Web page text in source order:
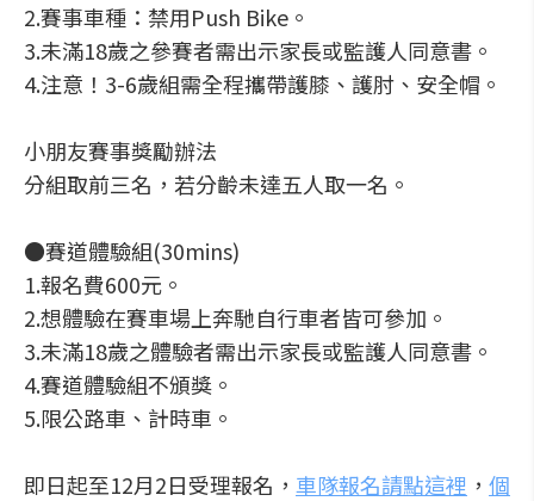
2.賽事車種：禁用Push Bike。
3.未滿18歲之參賽者需出示家長或監護人同意書。
4.注意！3-6歲組需全程攜帶護膝、護肘、安全帽。
小朋友賽事獎勵辦法
分組取前三名，若分齡未達五人取一名。
●賽道體驗組(30mins)
1.報名費600元。
2.想體驗在賽車場上奔馳自行車者皆可參加。
3.未滿18歲之體驗者需出示家長或監護人同意書。
4.賽道體驗組不頒獎。
5.限公路車、計時車。
即日起至12月2日受理報名， 車隊報名請點這裡 ， 個